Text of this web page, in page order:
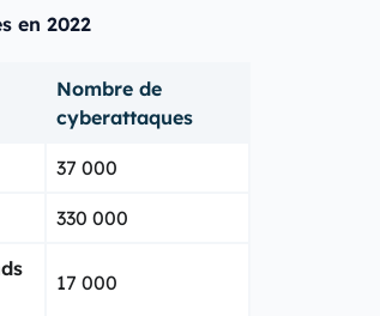
en 2022
Nombre de
cyberattaques
37 000
330 000
17 000